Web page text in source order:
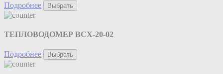
Подробнее Выбрать
ТЕПЛОВОДОМЕР ВСХ-20-02
Подробнее Выбрать